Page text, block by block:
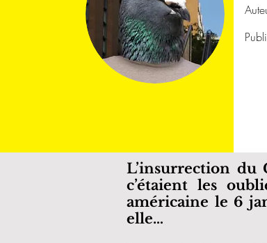
L’insurrection
c’étaient les
américaine le 6
elle…